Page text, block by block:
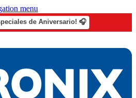
menu
de Aniversario! 🎧